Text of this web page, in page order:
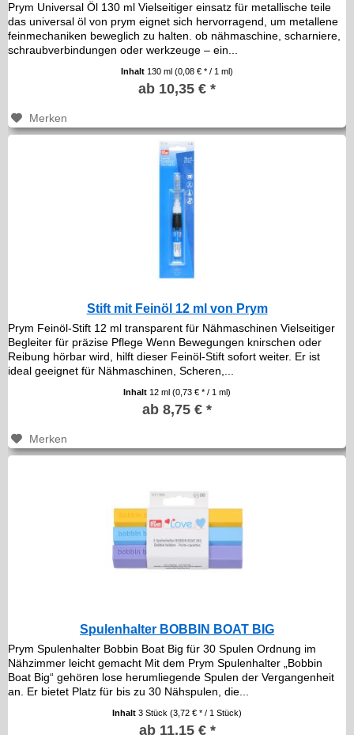
Prym Universal Öl 130 ml Vielseitiger einsatz für metallische teile
das universal öl von prym eignet sich hervorragend, um metallene
feinmechaniken beweglich zu halten. ob nähmaschine, scharniere,
schraubverbindungen oder werkzeuge – ein...
Inhalt130 ml(0,08 € * / 1 ml)
ab 10,35 € *
Merken
Stift mit Feinöl 12 ml von Prym
Prym Feinöl-Stift 12 ml transparent für Nähmaschinen Vielseitiger
Begleiter für präzise Pflege Wenn Bewegungen knirschen oder
Reibung hörbar wird, hilft dieser Feinöl-Stift sofort weiter. Er ist
ideal geeignet für Nähmaschinen, Scheren,...
Inhalt 12 ml(0,73 € * / 1 ml)
ab 8,75 € *
Merken
Spulenhalter BOBBIN BOAT BIG
Prym Spulenhalter Bobbin Boat Big für 30 Spulen Ordnung im
Nähzimmer leicht gemacht Mit dem Prym Spulenhalter „Bobbin
Boat Big“ gehören lose herumliegende Spulen der Vergangenheit
an. Er bietet Platz für bis zu 30 Nähspulen, die...
Inhalt3 Stück(3,72 € * / 1 Stück)
ab 11,15 € *